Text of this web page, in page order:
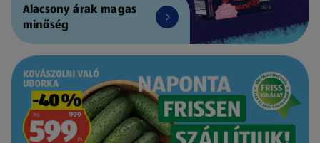
Alacsony árak magas
minőség